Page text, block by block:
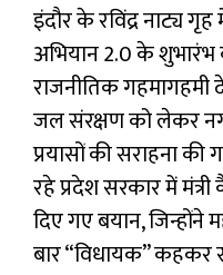
इंदौर के रविंद्र नाट्य
अभियान 2.0 के शुभारंभ
राजनीतिक गहमागहमी
जल संरक्षण को लेकर
प्रयासों की सराहना
रहे प्रदेश सरकार में
दिए गए बयान, जिन्होंने
बार “विधायक” कहकर